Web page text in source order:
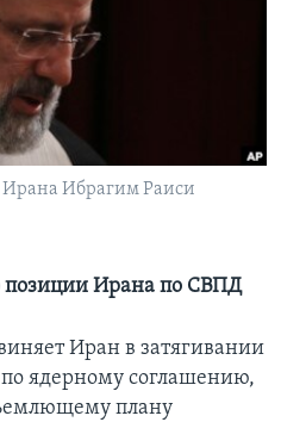
Ибрагим Раиси
позиции Ирана по СВПД
Иран в затягивании
по ядерному соглашению,
плану